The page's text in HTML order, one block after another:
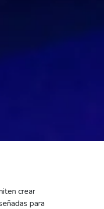
crear
para